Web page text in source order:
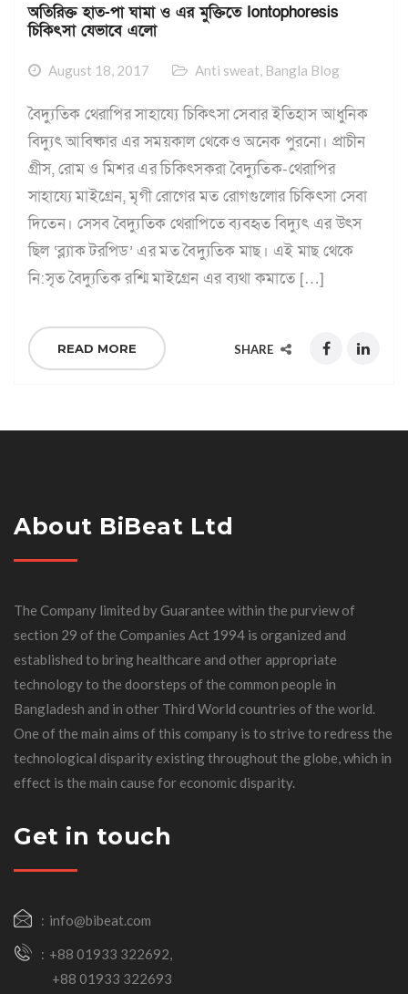
অতিরিক্ত হাত-পা ঘামা ও এর মুক্তিতে Iontophoresis
চিকিৎসা যেভাবে এলো
August 18, 2017 Anti sweat, Bangla Blog
বৈদ্যুতিক থেরাপির সাহায্যে চিকিৎসা সেবার ইতিহাস আধুনিক
বিদ্যুৎ আবিষ্কার এর সময়কাল থেকেও অনেক পুরনো। প্রাচীন
গ্রীস, রোম ও মিশর এর চিকিৎসকরা বৈদ্যুতিক-থেরাপির
সাহায্যে মাইগ্রেন, মৃগী রোগের মত রোগগুলোর চিকিৎসা সেবা
দিতেন। সেসব বৈদ্যুতিক থেরাপিতে ব্যবহৃত বিদ্যুৎ এর উৎস
ছিল ‘ব্ল্যাক টরপিড’ এর মত বৈদ্যুতিক মাছ। এই মাছ থেকে
নি:সৃত বৈদ্যুতিক রশ্মি মাইগ্রেন এর ব্যথা কমাতে […]
READ MORE SHARE
About BiBeat Ltd
The Company limited by Guarantee within the purview of
section 29 of the Companies Act 1994 is organized and
established to bring healthcare and other appropriate
technology to the doorsteps of the common people in
Bangladesh and in other Third World countries of the world.
One of the main aims of this company is to strive to redress the
technological disparity existing throughout the globe, which in
effect is the main cause for economic disparity.
Get in touch
info@bibeat.com
+88 01933 322692,
+88 01933 322693